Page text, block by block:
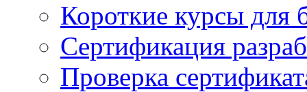
Короткие курсы для
Сертификация
Проверка